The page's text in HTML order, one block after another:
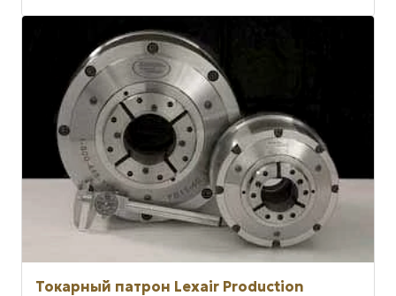
Токарный патрон Lexair Production